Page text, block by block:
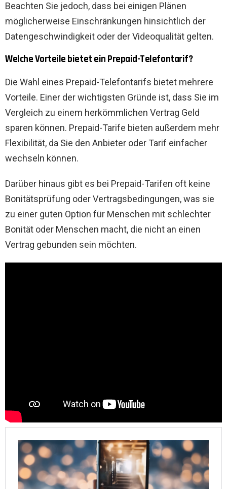
Beachten Sie jedoch, dass bei einigen Plänen
möglicherweise Einschränkungen hinsichtlich der
Datengeschwindigkeit oder der Videoqualität gelten.
Welche Vorteile bietet ein Prepaid-Telefontarif?
Die Wahl eines Prepaid-Telefontarifs bietet mehrere
Vorteile. Einer der wichtigsten Gründe ist, dass Sie im
Vergleich zu einem herkömmlichen Vertrag Geld
sparen können. Prepaid-Tarife bieten außerdem mehr
Flexibilität, da Sie den Anbieter oder Tarif einfacher
wechseln können.
Darüber hinaus gibt es bei Prepaid-Tarifen oft keine
Bonitätsprüfung oder Vertragsbedingungen, was sie
zu einer guten Option für Menschen mit schlechter
Bonität oder Menschen macht, die nicht an einen
Vertrag gebunden sein möchten.